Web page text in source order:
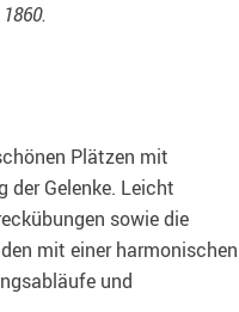
Plätzen mit
der Gelenke. Leicht
sowie die
mit einer harmonischen
und